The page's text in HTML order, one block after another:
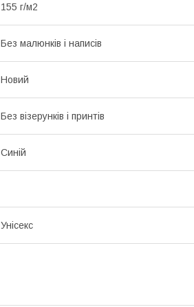
155 г/м2
Без малюнків і написів
Новий
Без візерунків і принтів
Синій
Унісекс